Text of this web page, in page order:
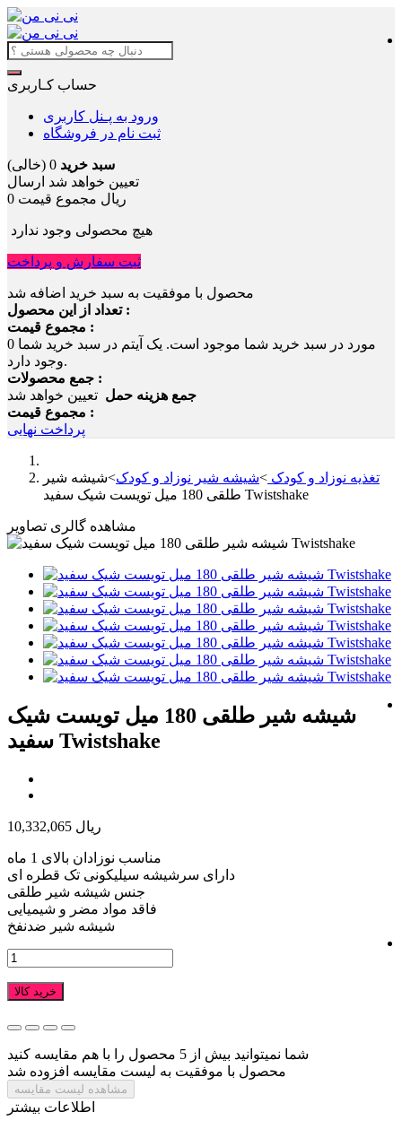
حساب کـاربری
ورود به پـنل کاربری
ثبت نام در فروشگاه
سبد خرید 0 (خالی)
تعیین خواهد شد ارسال
0 ریال مجموع قیمت
هیچ محصولی وجود ندارد
ثبت سفارش و پرداخت
محصول با موفقیت به سبد خرید اضافه شد
تعداد از این محصول :
مجموع قیمت :
0
مورد در سبد خرید شما موجود است. یک آیتم در سبد خرید شما
وجود دارد.
جمع محصولات :
جمع هزینه حمل تعیین خواهد شد
مجموع قیمت :
پرداخت نهایی
تغذیه نوزاد و کودک >شیشه شیر نوزاد و کودک>شیشه شیر
طلقی 180 میل تویست شیک سفید Twistshake
مشاهده گالری تصاویر
شیشه شیر طلقی 180 میل تویست شیک
سفید Twistshake
10,332,065 ریال
مناسب نوزادان بالای 1 ماه
دارای سرشیشه سیلیکونی تک قطره ای
جنس شیشه شیر طلقی
فاقد مواد مضر و شیمیایی
شیشه شیر ضدنفخ
خرید کالا
شما نمیتوانید بیش از 5 محصول را با هم مقایسه کنید
محصول با موفقیت به لیست مقایسه افزوده شد
مشاهده لیست مقایسه
اطلاعات بیشتر